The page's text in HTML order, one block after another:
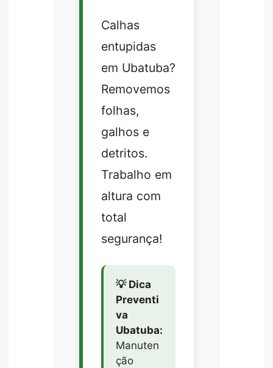
Calhas
entupidas
em Ubatuba?
Removemos
folhas,
galhos e
detritos.
Trabalho em
altura com
total
segurança!
💡 Dica
Preventi
va
Ubatuba:
Manuten
ção